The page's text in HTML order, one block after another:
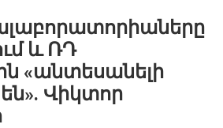
և ՌԴ
«անտեսանելի
Վիկտոր